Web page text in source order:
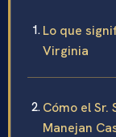
Lo que
Virginia
Cómo el Sr.
Manejan